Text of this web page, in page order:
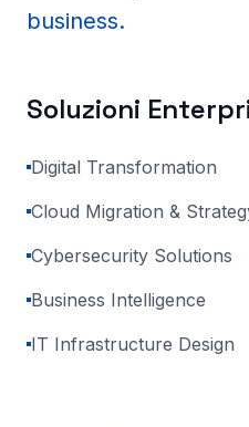
business.
Soluzioni
Digital Transformation
Cloud Migration &
Cybersecurity Solutions
Business Intelligence
IT Infrastructure Design